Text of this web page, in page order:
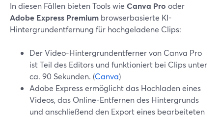
In diesen Fällen bieten Tools wie Canva Pro oder
Adobe Express Premium browserbasierte KI-
Hintergrundentfernung für hochgeladene Clips:
Der Video-Hintergrundentferner von Canva Pro
ist Teil des Editors und funktioniert bei Clips unter
ca. 90 Sekunden. (Canva)
Adobe Express ermöglicht das Hochladen eines
Videos, das Online-Entfernen des Hintergrunds
und anschließend den Export eines bearbeiteten